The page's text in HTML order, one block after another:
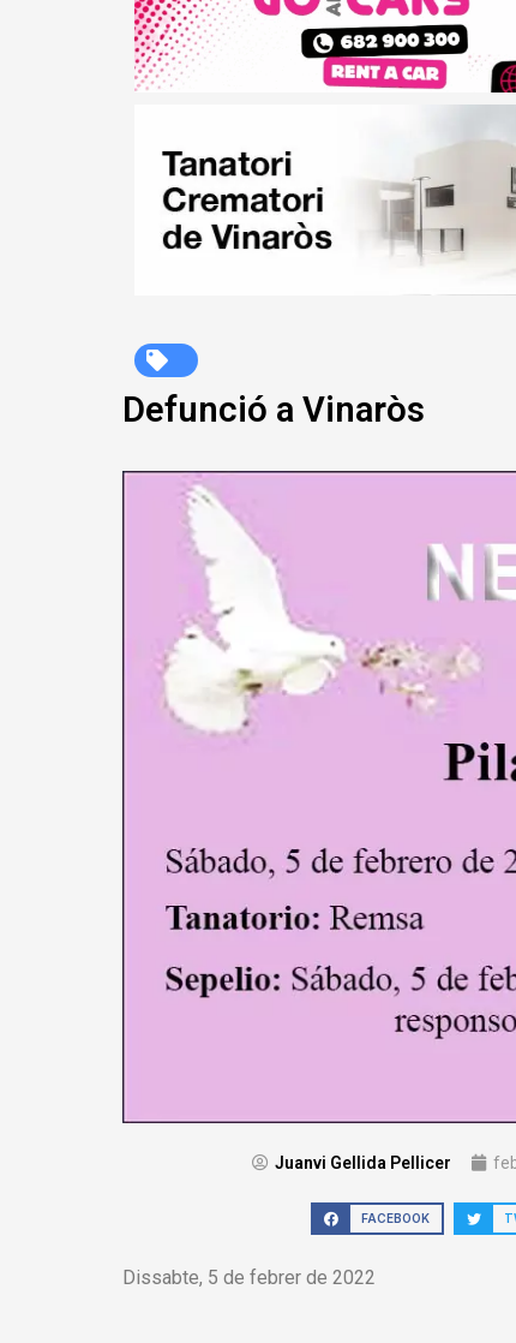
Defunció a Vinaròs
Juanvi Gellida Pellicer
FACEBOOK
Dissabte, 5 de febrer de 2022